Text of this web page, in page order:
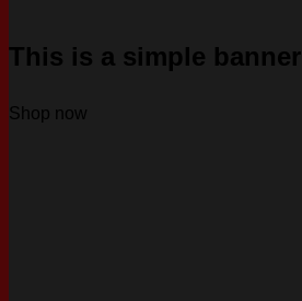
This is a simple banner
Shop now